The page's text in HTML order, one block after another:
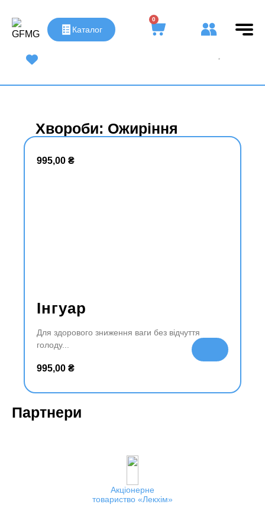
UA | RU
Каталог
0
Хвороби: Ожиріння
995,00 ₴
Інгуар
Для здорового зниження ваги без відчуття
голоду
995,00 ₴
да
Партнери
Акціонерне
товариство
Лекхім